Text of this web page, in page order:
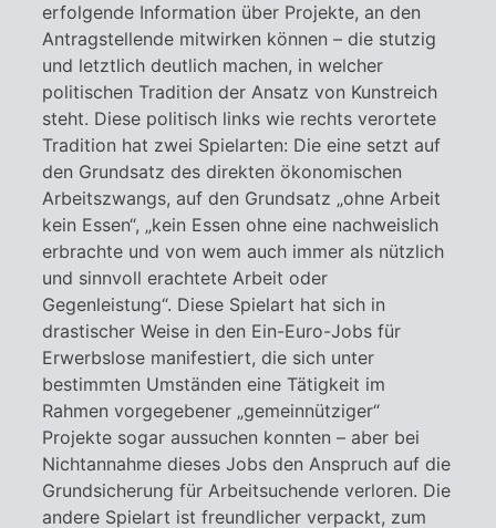
erfolgende Information über Projekte, an den
Antragstellende mitwirken können – die stutzig
und letztlich deutlich machen, in welcher
politischen Tradition der Ansatz von Kunstreich
steht. Diese politisch links wie rechts verortete
Tradition hat zwei Spielarten: Die eine setzt auf
den Grundsatz des direkten ökonomischen
Arbeitszwangs, auf den Grundsatz „ohne Arbeit
kein Essen“, „kein Essen ohne eine nachweislich
erbrachte und von wem auch immer als nützlich
und sinnvoll erachtete Arbeit oder
Gegenleistung“. Diese Spielart hat sich in
drastischer Weise in den Ein-Euro-Jobs für
Erwerbslose manifestiert, die sich unter
bestimmten Umständen eine Tätigkeit im
Rahmen vorgegebener „gemeinnütziger“
Projekte sogar aussuchen konnten – aber bei
Nichtannahme dieses Jobs den Anspruch auf die
Grundsicherung für Arbeitsuchende verloren. Die
andere Spielart ist freundlicher verpackt, zum